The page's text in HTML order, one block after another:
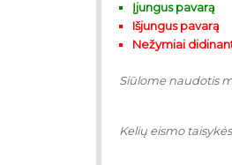
Įjungus pavarą
Išjungus pavarą
Nežymiai
Siūlome naudotis
Kelių eismo